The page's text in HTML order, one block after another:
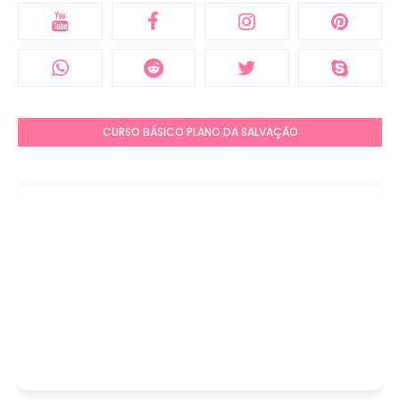
CURSO BÁSICO PLANO DA SALVAÇÃO